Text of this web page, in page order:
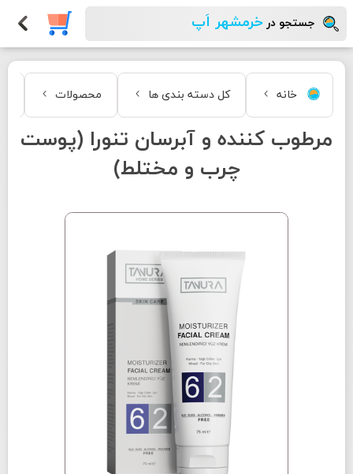
جستجو در خرمشهر اَپ
خانه کل دسته بندی ها محصولات
مرطوب کننده و آبرسان تنورا (پوست
چرب و مختلط)